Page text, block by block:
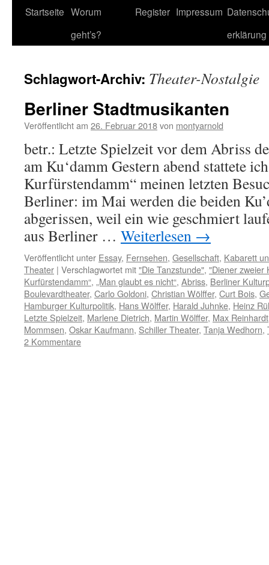
Startseite Worum
geht’s?
Register Impressum
erklärung
Schlagwort-Archiv: Theater-Nostalgie
Berliner Stadtmusikanten
Veröffentlicht am 26. Februar 2018von montyarnold
betr.: Letzte Spielzeit vor dem Abriss
am Ku‘damm Gestern abend stattete
Kurfürstendamm“ meinen letzten
Berliner: im Mai werden die beiden
abgerissen, weil ein wie geschmiert
aus Berliner … Weiterlesen →
Veröffentlicht unter Essay, Fernsehen, Gesellschaft, Kabarett
Theater | Verschlagwortet mit"Die Tanzstunde", "Diener zweier
Kurfürstendamm“, „Man glaubt es nicht“, Abriss, Berliner
Boulevardtheater, Carlo Goldoni, Christian Wölffer, Curt Bois,
Hamburger Kulturpolitik, Hans Wölffer, Harald Juhnke, Heinz
Letzte Spielzeit, Marlene Dietrich, Martin Wölffer, Max Reinhardt
Mommsen, Oskar Kaufmann, Schiller Theater, Tanja Wedhorn,
2 Kommentare